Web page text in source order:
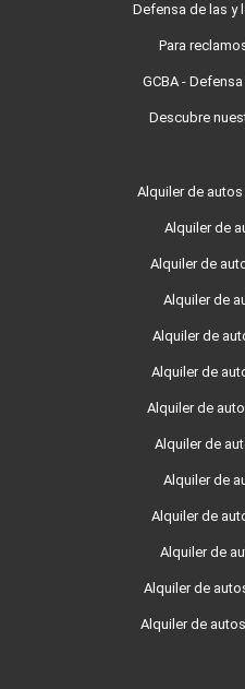
Defensa de las y
Para
GCBA -
Descubre
Alquiler de
Alquiler de
Alquiler de
Alquiler de
Alquiler de
Alquiler de
Alquiler de
Alquiler de
Alquiler de
Alquiler de
Alquiler de
Alquiler de
Alquiler de